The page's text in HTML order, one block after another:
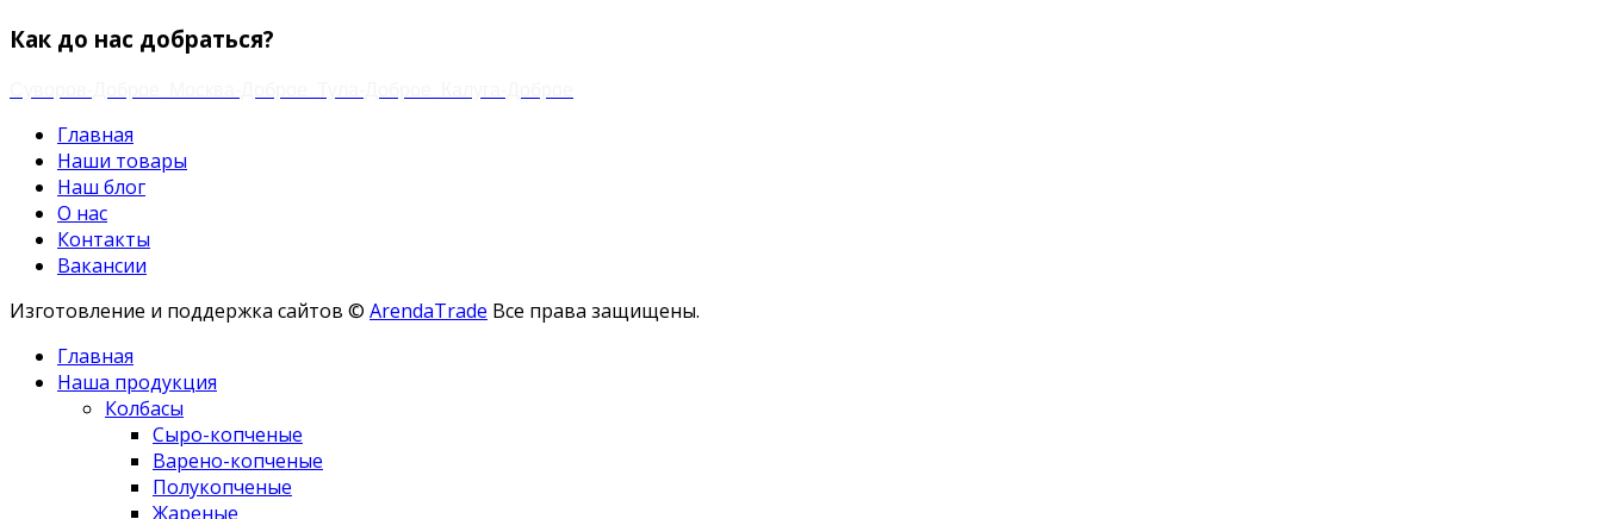
Как до нас добраться?
Главная
Наши товары
Наш блог
О нас
Контакты
Вакансии
Изготовление и поддержка сайтов © ArendaTrade Все права защищены.
Главная
Наша продукция
Колбасы
Сыро-копченые
Варено-копченые
Полукопченые
Жареные